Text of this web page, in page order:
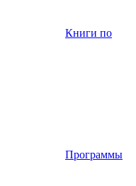
Книги по
Программы